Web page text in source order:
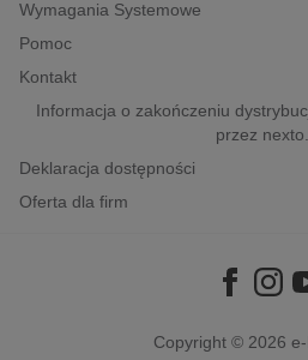
historia
Wymagania Systemowe
Pomoc
Kontakt
Informacja o zakończeniu
przez
Deklaracja dostępności
Oferta dla firm
Copyright © 2026